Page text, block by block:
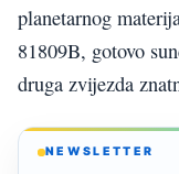
planetarnog
81809B, gotovo
druga zvijezda
NEWSLETTER